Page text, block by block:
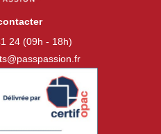
24 (09h - 18h)